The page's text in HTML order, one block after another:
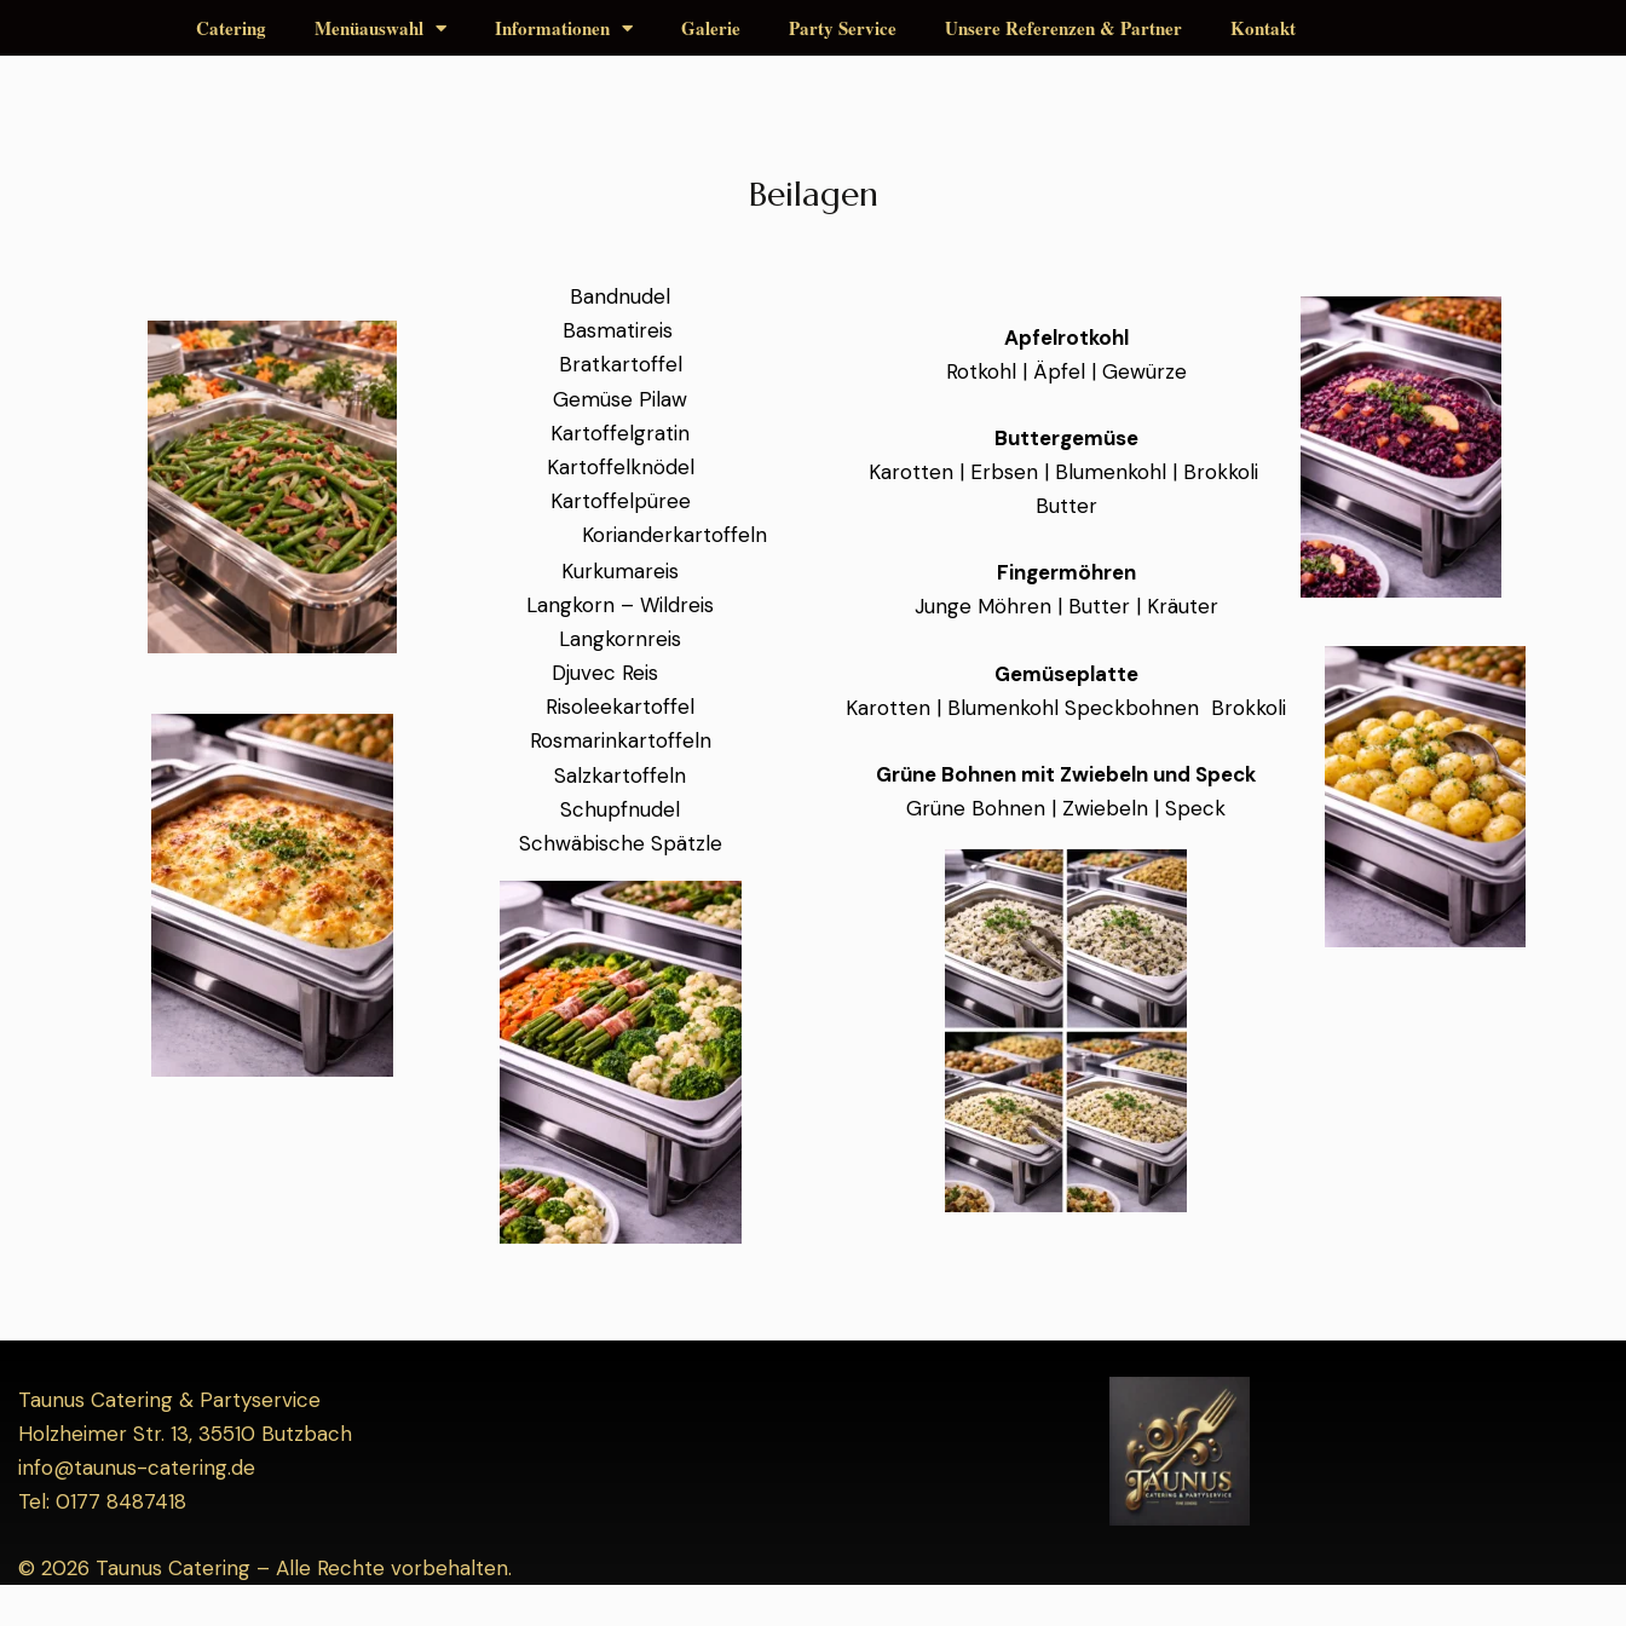
Catering Menüauswahl Informationen Galerie Party Service Unsere Referenzen & Partner Kontakt
Beilagen
Bandnudel
Basmatireis
Bratkartoffel
Gemüse Pilaw
Kartoffelgratin
Kartoffelknödel
Kartoffelpüree
Korianderkartoffeln
Kurkumareis
Langkorn – Wildreis
Langkornreis
Djuvec Reis
Risoleekartoffel
Rosmarinkartoffeln
Salzkartoffeln
Schupfnudel
Schwäbische Spätzle
Apfelrotkohl
Rotkohl | Äpfel | Gewürze
Buttergemüse
Karotten | Erbsen | Blumenkohl | Brokkoli
Butter
Fingermöhren
Junge Möhren | Butter | Kräuter
Gemüseplatte
Karotten | Blumenkohl Speckbohnen Brokkoli
Grüne Bohnen mit Zwiebeln und Speck
Grüne Bohnen | Zwiebeln | Speck
Taunus Catering & Partyservice
Holzheimer Str. 13, 35510 Butzbach
info@taunus-catering.de
Tel: 0177 8487418
© 2026 Taunus Catering – Alle Rechte vorbehalten.